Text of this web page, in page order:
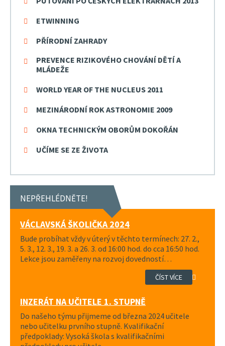
ETWINNING
PŘÍRODNÍ ZAHRADY
PREVENCE RIZIKOVÉHO CHOVÁNÍ DĚTÍ A
MLÁDEŽE
WORLD YEAR OF THE NUCLEUS 2011
MEZINÁRODNÍ ROK ASTRONOMIE 2009
OKNA TECHNICKÝM OBORŮM DOKOŘÁN
UČÍME SE ZE ŽIVOTA
NEPŘEHLÉDNĚTE!
VÁCLAVSKÁ ŠKOLIČKA 2024
Bude probíhat vždy v úterý v těchto termínech: 27. 2.,
5. 3., 12. 3., 19. 3. a 26. 3. od 16:00 hod. do cca 16:50 hod.
Lekce jsou zaměřeny na rozvoj dovedností…
ČÍST VÍCE
INZERÁT NA UČITELE 1. STUPNĚ
Do našeho týmu přijmeme od března 2024 učitele
nebo učitelku prvního stupně. Kvalifikační
předpoklady: Vysoká škola s kvalifikačními